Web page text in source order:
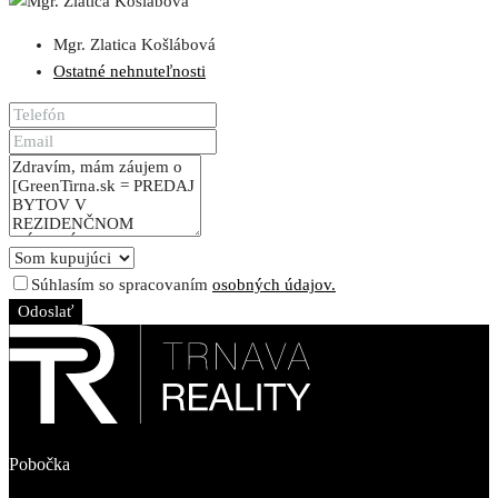
Mgr. Zlatica Košlábová
Ostatné nehnuteľnosti
Súhlasím so spracovaním osobných údajov.
Odoslať
Pobočka